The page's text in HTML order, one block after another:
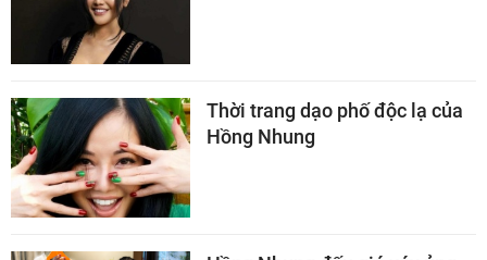
Thời trang dạo phố độc lạ của
Hồng Nhung